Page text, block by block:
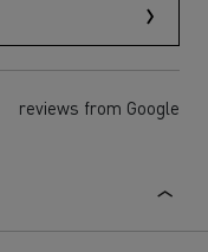
reviews from Google